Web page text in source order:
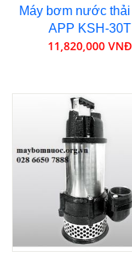
Máy bơm nước thải
APP KSH-30T
11,820,000 VNĐ